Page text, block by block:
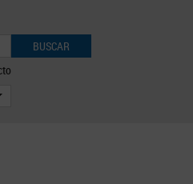
BUSCAR